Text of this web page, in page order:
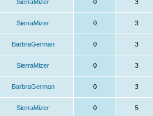
SierraMizer 0 3
SierraMizer 0 3
BarbraGerman 0 3
SierraMizer 0 3
BarbraGerman 0 3
SierraMizer 0 5